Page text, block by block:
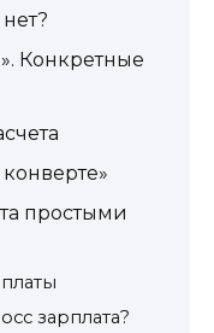
Конкретные
простыми
зарплата?